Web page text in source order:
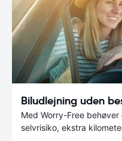
Biludlejning uden
Med Worry-Free
selvrisiko, ekstra